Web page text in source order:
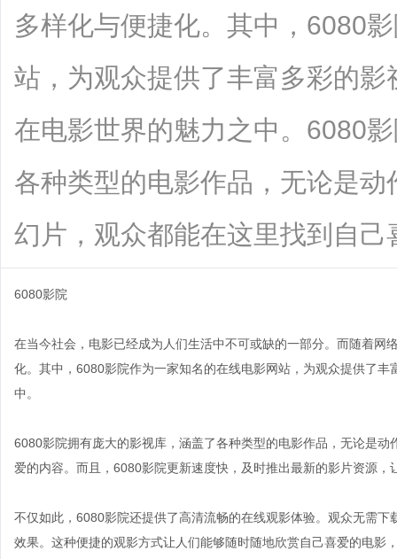
多样化与便捷化。其中，6080
站，为观众提供了丰富多彩的
在电影世界的魅力之中。6080
各种类型的电影作品，无论是
幻片，观众都能在这里找到自己
6080影院
在当今社会，电影已经成为人们生活中不可或缺的一部分。而随着网
化。其中，6080影院作为一家知名的在线电影网站，为观众提供了
中。
6080影院拥有庞大的影视库，涵盖了各种类型的电影作品，无论是
爱的内容。而且，6080影院更新速度快，及时推出最新的影片资源
不仅如此，6080影院还提供了高清流畅的在线观影体验。观众无需
效果。这种便捷的观影方式让人们能够随时随地欣赏自己喜爱的电影